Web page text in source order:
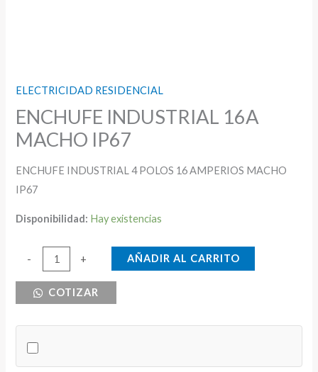
ELECTRICIDAD RESIDENCIAL
ENCHUFE INDUSTRIAL 16A
MACHO IP67
ENCHUFE INDUSTRIAL 4 POLOS 16 AMPERIOS MACHO
IP67
Disponibilidad: Hay existencias
-
ENCHUFE
INDUSTRIAL
16A
cantidad
+ AÑADIR AL CARRITO
COTIZAR